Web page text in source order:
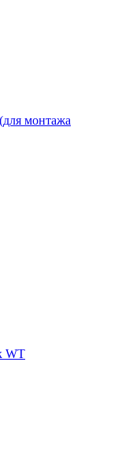
монтажа
WT